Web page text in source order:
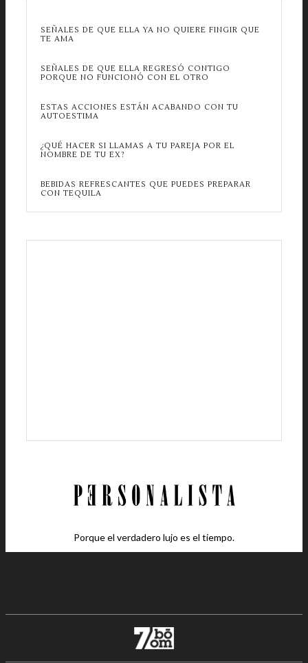
SEÑALES DE QUE ELLA YA NO QUIERE FINGIR QUE
TE AMA
SEÑALES DE QUE ELLA REGRESÓ CONTIGO
PORQUE NO FUNCIONÓ CON EL OTRO
ESTAS ACCIONES ESTÁN ACABANDO CON TU
AUTOESTIMA
¿QUÉ HACER SI LLAMAS A TU PAREJA POR EL
NOMBRE DE TU EX?
BEBIDAS REFRESCANTES QUE PUEDES PREPARAR
CON TEQUILA
Porque el verdadero lujo es el tiempo.